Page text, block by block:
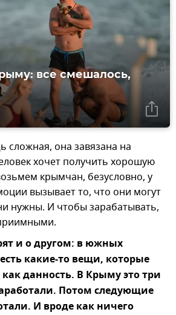
все смешалось,
сложная, она завязана на
хочет получить хорошую
крымчан, безусловно, у
вызывает то, что они могут
нужны. И чтобы зарабатывать,
и о другом: в южных
какие-то вещи, которые
данность. В Крыму это три
Потом следующие
И вроде как ничего